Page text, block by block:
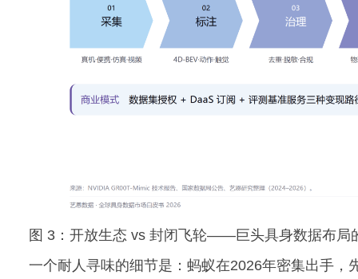
图 3：开放生态 vs 封闭飞轮——巨头具身数据布局
一个耐人寻味的细节是：蚂蚁在2026年密集出手